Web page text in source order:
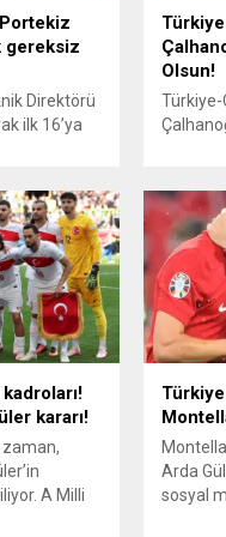
gereksiz
Direktörü
ilk 16’ya
çok
baskı
devam
Çekya’nın
Olsun!
Türkiye-
sürdü.
Tosun
16’da.
biletini
Gruptan
çıktık, ...
kararı!
zaman,
A Milli
Arda
sosyal